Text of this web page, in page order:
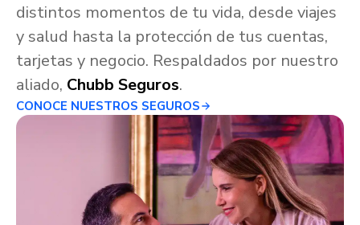
distintos momentos de tu vida, desde viajes
y salud hasta la protección de tus cuentas,
tarjetas y negocio. Respaldados por nuestro
aliado, Chubb Seguros.
CONOCE NUESTROS SEGUROS